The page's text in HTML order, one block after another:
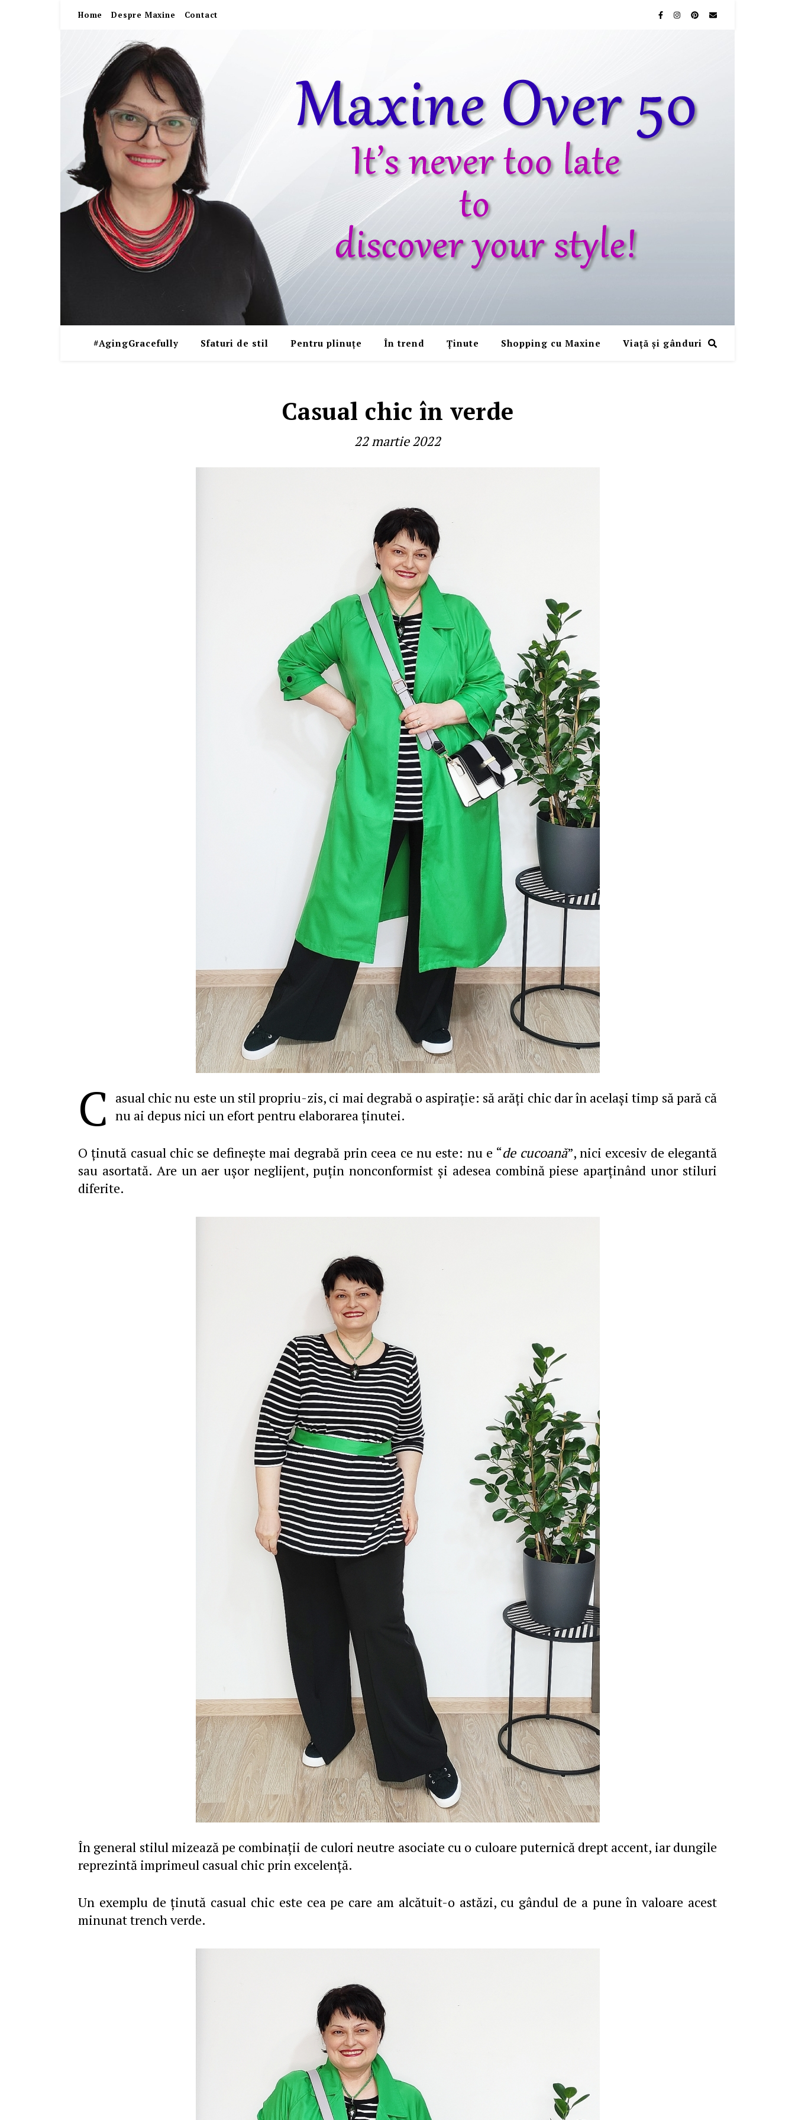
Home Despre Maxine Contact
#AgingGracefully Sfaturi de stil Pentru plinuțe În trend Ținute Shopping cu Maxine Viaţă şi gânduri
Casual chic în verde
22 martie 2022
C asual chic nu este un stil propriu-zis, ci mai degrabă o aspiraţie: să arăţi chic dar în acelaşi timp să pară că
nu ai depus nici un efort pentru elaborarea ţinutei.
O ţinută casual chic se defineşte mai degrabă prin ceea ce nu este: nu e “de cucoană”, nici excesiv de elegantă
sau asortată. Are un aer uşor neglijent, puţin nonconformist şi adesea combină piese aparţinând unor stiluri
diferite.
În general stilul mizează pe combinaţii de culori neutre asociate cu o culoare puternică drept accent, iar dungile
reprezintă imprimeul casual chic prin excelenţă.
Un exemplu de ţinută casual chic este cea pe care am alcătuit-o astăzi, cu gândul de a pune în valoare acest
minunat trench verde.